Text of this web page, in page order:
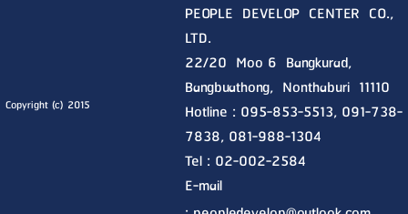
Copyright (c) 2015
PEOPLE DEVELOP CENTER CO.,
LTD.
22/20 Moo 6 Bangkurad,
Bangbuathong, Nonthaburi 11110
Hotline : 095-853-5513, 091-738-
7838, 081-988-1304
Tel : 02-002-2584
E-mail